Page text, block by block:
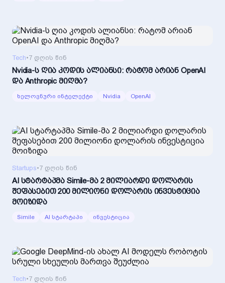
Tech•7 დღის წინ
Nvidia-ს ღია კოდის ალიანსი: რატომ არიან OpenAI
და Anthropic მიღმა?
ხელოვნური ინტელექტი Nvidia OpenAI
Startups•7 დღის წინ
AI სტარტაპმა Simile-მა 2 მილიარდი დოლარის
შეფასებით 200 მილიონი დოლარის ინვესტიცია
მოიზიდა
Simile AI სტარტაპი ინვესტიცია
Tech•7 დღის წინ